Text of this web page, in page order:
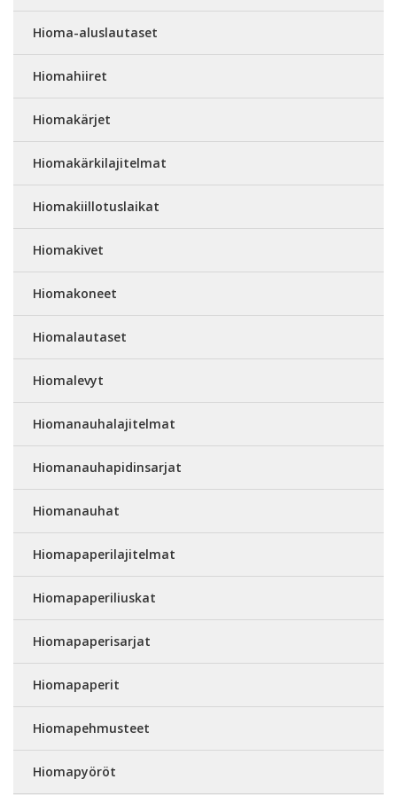
Hioma-aluslautaset
Hiomahiiret
Hiomakärjet
Hiomakärkilajitelmat
Hiomakiillotuslaikat
Hiomakivet
Hiomakoneet
Hiomalautaset
Hiomalevyt
Hiomanauhalajitelmat
Hiomanauhapidinsarjat
Hiomanauhat
Hiomapaperilajitelmat
Hiomapaperiliuskat
Hiomapaperisarjat
Hiomapaperit
Hiomapehmusteet
Hiomapyöröt